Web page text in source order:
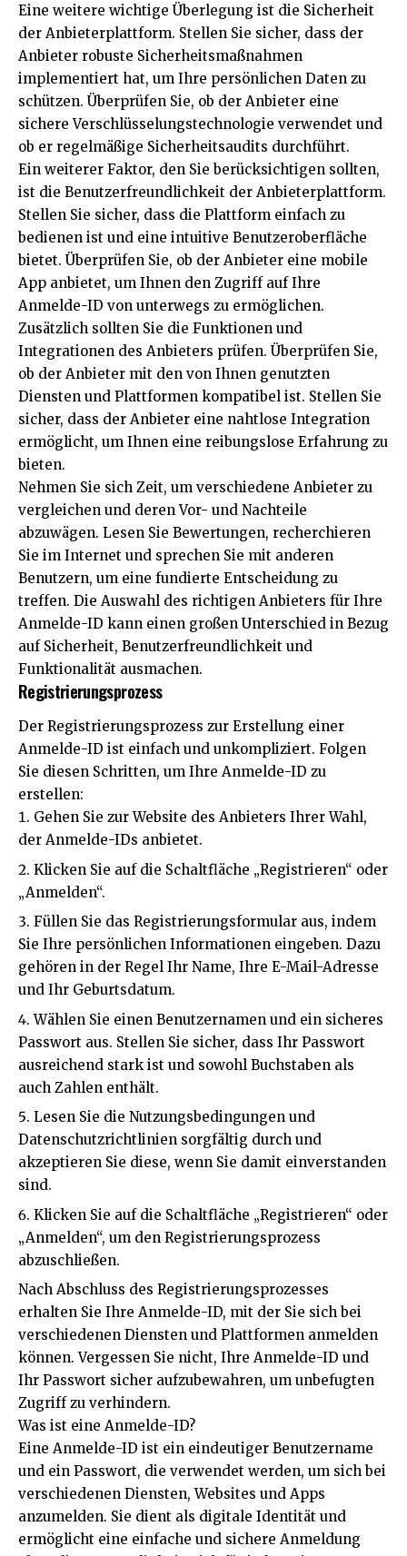
Eine weitere wichtige Überlegung ist die Sicherheit
der Anbieterplattform. Stellen Sie sicher, dass der
Anbieter robuste Sicherheitsmaßnahmen
implementiert hat, um Ihre persönlichen Daten zu
schützen. Überprüfen Sie, ob der Anbieter eine
sichere Verschlüsselungstechnologie verwendet und
ob er regelmäßige Sicherheitsaudits durchführt.
Ein weiterer Faktor, den Sie berücksichtigen sollten,
ist die Benutzerfreundlichkeit der Anbieterplattform.
Stellen Sie sicher, dass die Plattform einfach zu
bedienen ist und eine intuitive Benutzeroberfläche
bietet. Überprüfen Sie, ob der Anbieter eine mobile
App anbietet, um Ihnen den Zugriff auf Ihre
Anmelde-ID von unterwegs zu ermöglichen.
Zusätzlich sollten Sie die Funktionen und
Integrationen des Anbieters prüfen. Überprüfen Sie,
ob der Anbieter mit den von Ihnen genutzten
Diensten und Plattformen kompatibel ist. Stellen Sie
sicher, dass der Anbieter eine nahtlose Integration
ermöglicht, um Ihnen eine reibungslose Erfahrung zu
bieten.
Nehmen Sie sich Zeit, um verschiedene Anbieter zu
vergleichen und deren Vor- und Nachteile
abzuwägen. Lesen Sie Bewertungen, recherchieren
Sie im Internet und sprechen Sie mit anderen
Benutzern, um eine fundierte Entscheidung zu
treffen. Die Auswahl des richtigen Anbieters für Ihre
Anmelde-ID kann einen großen Unterschied in Bezug
auf Sicherheit, Benutzerfreundlichkeit und
Funktionalität ausmachen.
Registrierungsprozess
Der Registrierungsprozess zur Erstellung einer
Anmelde-ID ist einfach und unkompliziert. Folgen
Sie diesen Schritten, um Ihre Anmelde-ID zu
erstellen:
Gehen Sie zur Website des Anbieters Ihrer Wahl,
der Anmelde-IDs anbietet.
Klicken Sie auf die Schaltfläche „Registrieren“ oder
„Anmelden“.
Füllen Sie das Registrierungsformular aus, indem
Sie Ihre persönlichen Informationen eingeben. Dazu
gehören in der Regel Ihr Name, Ihre E-Mail-Adresse
und Ihr Geburtsdatum.
Wählen Sie einen Benutzernamen und ein sicheres
Passwort aus. Stellen Sie sicher, dass Ihr Passwort
ausreichend stark ist und sowohl Buchstaben als
auch Zahlen enthält.
Lesen Sie die Nutzungsbedingungen und
Datenschutzrichtlinien sorgfältig durch und
akzeptieren Sie diese, wenn Sie damit einverstanden
sind.
Klicken Sie auf die Schaltfläche „Registrieren“ oder
„Anmelden“, um den Registrierungsprozess
abzuschließen.
Nach Abschluss des Registrierungsprozesses
erhalten Sie Ihre Anmelde-ID, mit der Sie sich bei
verschiedenen Diensten und Plattformen anmelden
können. Vergessen Sie nicht, Ihre Anmelde-ID und
Ihr Passwort sicher aufzubewahren, um unbefugten
Zugriff zu verhindern.
Was ist eine Anmelde-ID?
Eine Anmelde-ID ist ein eindeutiger Benutzername
und ein Passwort, die verwendet werden, um sich bei
verschiedenen Diensten, Websites und Apps
anzumelden. Sie dient als digitale Identität und
ermöglicht eine einfache und sichere Anmeldung